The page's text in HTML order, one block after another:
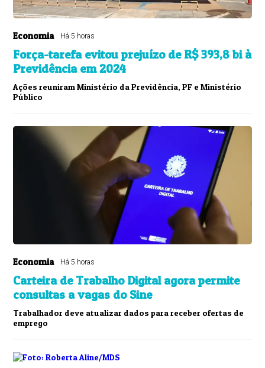
Economia Há 5 horas
Força-tarefa evitou prejuízo de R$ 393,8 bi à
Previdência em 2024
Ações reuniram Ministério da Previdência, PF e Ministério
Público
Economia Há 5 horas
Carteira de Trabalho Digital agora permite
consultas a vagas do Sine
Trabalhador deve atualizar dados para receber ofertas de
emprego